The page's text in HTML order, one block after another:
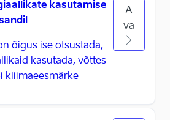
kasutamise
õigus ise otsustada,
kasutada, võttes
kliimaeesmärke
A
va